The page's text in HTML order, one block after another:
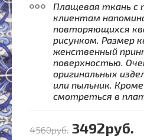
Плащевая ткань с
клиентам
повторяющихся
рисунком. Размер
женственный
поверхностью.
оригинальных
или пыльник.
смотреться в
4560руб. 3492руб.